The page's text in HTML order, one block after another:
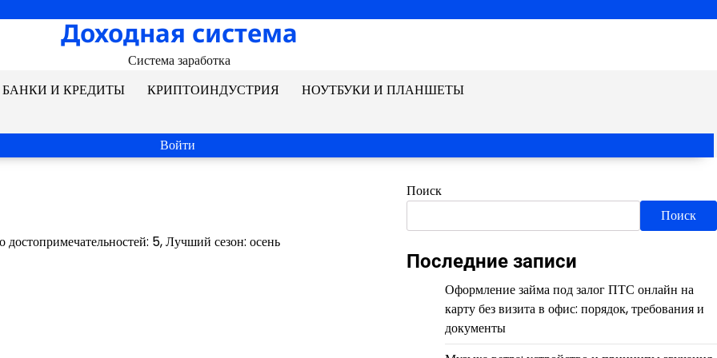
Доходная система
Система заработка
БАНКИ И КРЕДИТЫ КРИПТОИНДУСТРИЯ НОУТБУКИ И ПЛАНШЕТЫ
Войти
5, Лучший сезон: осень
Поиск
Поиск
Последние записи
Оформление займа под залог ПТС онлайн на
карту без визита в офис: порядок, требования и
документы